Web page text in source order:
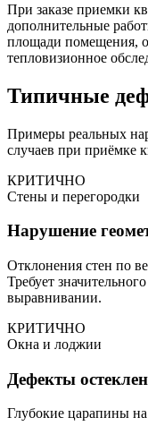
При заказе приемки
дополнительные
площади помещения,
тепловизионное
Типичные
Примеры реальных
случаев при приёмке
КРИТИЧНО
Стены и перегородки
Нарушение
Отклонения стен по
Требует
выравнивании.
КРИТИЧНО
Окна и лоджии
Дефекты
Глубокие царапины